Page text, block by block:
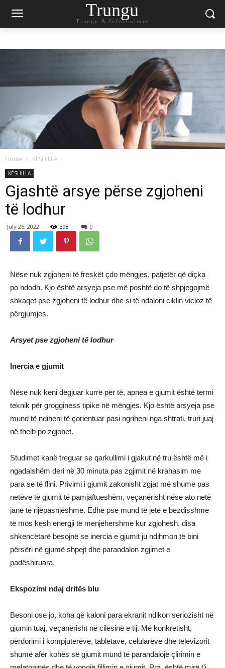
Trungu
Trungu & InforCulture
Home KËSHILLA
KËSHILLA
Gjashtë arsye përse zgjoheni
të lodhur
July 26, 2022 398 0
Nëse nuk zgjoheni të freskët çdo mëngjes, patjetër që diçka
po ndodh. Kjo është arsyeja pse më poshtë do të shpjegojmë
shkaqet pse zgjoheni të lodhur dhe si të ndaloni ciklin vicioz të
përgjumjes.
Arsyet pse zgjoheni të lodhur
Inercia e gjumit
Nëse nuk keni dëgjuar kurrë për të, apnea e gjumit është termi
teknik për grogginess tipike në mëngjes. Kjo është arsyeja pse
mund të ndiheni të çorientuar pasi ngriheni nga shtrati, truri juaj
në thelb po zgjohet.
Studimet kanë treguar se qarkullimi i gjakut në tru është më i
ngadalshëm deri në 30 minuta pas zgjimit në krahasim me
para se të flini. Privimi i gjumit zakonisht zgjat më shumë pas
netëve të gjumit të pamjaftueshëm, veçanërisht nëse ato netë
janë të njëpasnjëshme. Edhe pse mund të jetë e bezdisshme
të mos kesh energji të menjëhershme kur zgjohesh, disa
shkencëtarë besojnë se inercia e gjumit ju ndihmon të bini
përsëri në gjumë shpejt dhe parandalon zgjimet e
padëshiruara.
Ekspozimi ndaj dritës blu
Besoni ose jo, koha që kaloni para ekranit ndikon seriozisht në
gjumin tuaj, veçanërisht në cilësinë e tij. Më konkretisht,
përdorimi i kompjuterëve, tabletave, celularëve dhe televizorit
shumë afër kohës së gjumit mund të parandalojë çlirimin e